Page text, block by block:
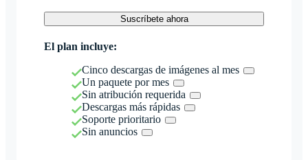
Suscríbete ahora
El plan incluye:
Cinco descargas de imágenes al mes
Un paquete por mes
Sin atribución requerida
Descargas más rápidas
Soporte prioritario
Sin anuncios